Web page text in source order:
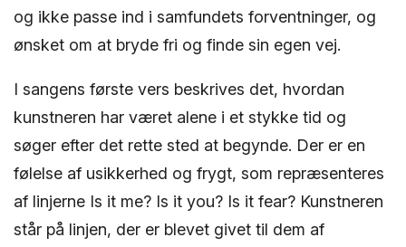
og ikke passe ind i samfundets forventninger, og
ønsket om at bryde fri og finde sin egen vej.
I sangens første vers beskrives det, hvordan
kunstneren har været alene i et stykke tid og
søger efter det rette sted at begynde. Der er en
følelse af usikkerhed og frygt, som repræsenteres
af linjerne Is it me? Is it you? Is it fear? Kunstneren
står på linjen, der er blevet givet til dem af